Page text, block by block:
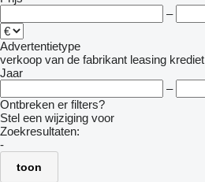
–
Advertentietype
verkoop van de fabrikant leasing krediet
Jaar
–
Ontbreken er filters?
Stel een wijziging voor
Zoekresultaten:
-
toon